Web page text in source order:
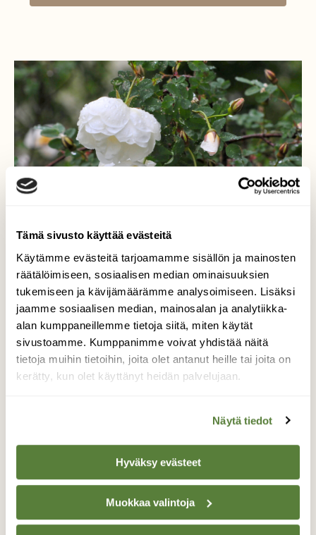
Tämä sivusto käyttää evästeitä
Käytämme evästeitä tarjoamamme sisällön ja mainosten
räätälöimiseen, sosiaalisen median ominaisuuksien
tukemiseen ja kävijämäärämme analysoimiseen. Lisäksi
jaamme sosiaalisen median, mainosalan ja analytiikka-
alan kumppaneillemme tietoja siitä, miten käytät
sivustoamme. Kumppanimme voivat yhdistää näitä
tietoja muihin tietoihin, joita olet antanut heille tai joita on
kerätty, kun olet käyttänyt heidän palvelujaan.
Näytä tiedot
Hyväksy evästeet
Muokkaa valintoja
Suvi suloinen
Jo on kesä.
Valokuvaaja: Kaarlo Asikainen, Iisalmi 24.6.2025
TAKAISIN LISTAAN